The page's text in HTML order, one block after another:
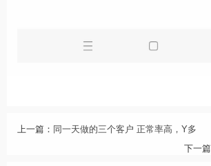
上一篇： 同一天做的三个客户 正常率高，Y多
下一篇